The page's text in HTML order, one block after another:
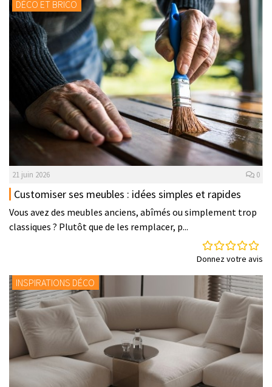
DÉCO ET BRICO
21 juin 2026 0
Customiser ses meubles : idées simples et rapides
Vous avez des meubles anciens, abîmés ou simplement trop
classiques ? Plutôt que de les remplacer, p...
Donnez votre avis
INSPIRATIONS DÉCO